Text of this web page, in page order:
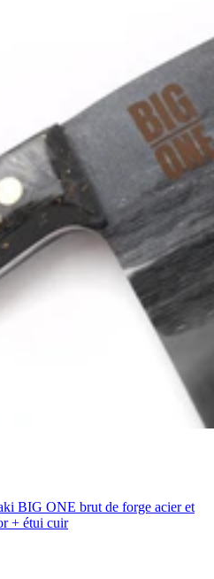
BIG ONE brut de forge acier et
+ étui cuir